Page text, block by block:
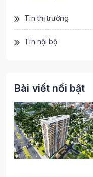
Tin thị trường
Tin nội bộ
Bài viết nổi bật